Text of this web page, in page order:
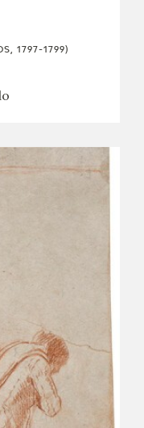
1797-1799)